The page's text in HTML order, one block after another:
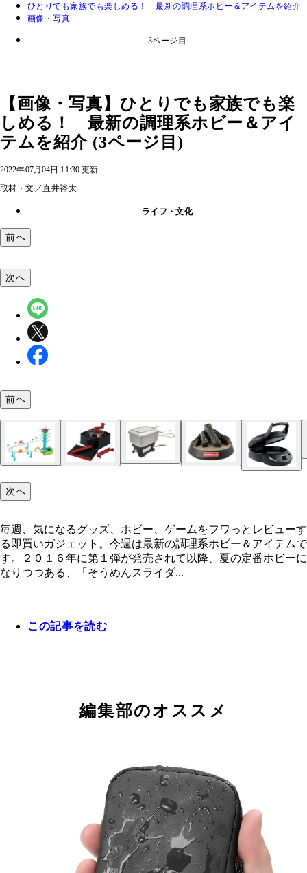
ひとりでも家族でも楽しめる！ 最新の調理系ホビー＆アイテムを紹介
画像・写真
3ページ目
【画像・写真】ひとりでも家族でも楽
しめる！ 最新の調理系ホビー＆アイ
テムを紹介 (3ページ目)
2022年07月04日 11:30 更新
取材・文／直井裕太
ライフ・文化
前へ
イ タカラトミーアーツ／１万６２８０円
９４０円
両面焼きホットプレート ＨＡＳＡＭＩＺＥ エ
精工／実勢価格１万６０００円前後
イワタニカセットフー カセットガスホットプ
次へ
前へ
次へ
毎週、気になるグッズ、ホビー、ゲームをフワっとレビューす
る即買いガジェット。今週は最新の調理系ホビー＆アイテムで
す。２０１６年に第１弾が発売されて以降、夏の定番ホビーに
なりつつある、「そうめんスライダ...
この記事を読む
編集部のオススメ